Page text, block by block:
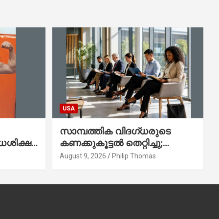
USA
സാമ്പത്തിക വിദഗ്ധരുടെ
കണക്കുകൂട്ടൽ തെറ്റിച്ചു;
കാനഡയിൽ വൻ തൊഴിൽ
August 9, 2026 Philip Thomas